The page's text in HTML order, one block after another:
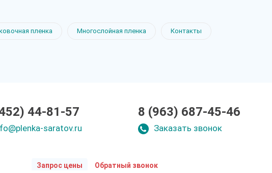
пленка Многослойная пленка Контакты
44-81-57
saratov.ru
8 (963) 687-45-46
Заказать звонок
Запрос цены Обратный звонок